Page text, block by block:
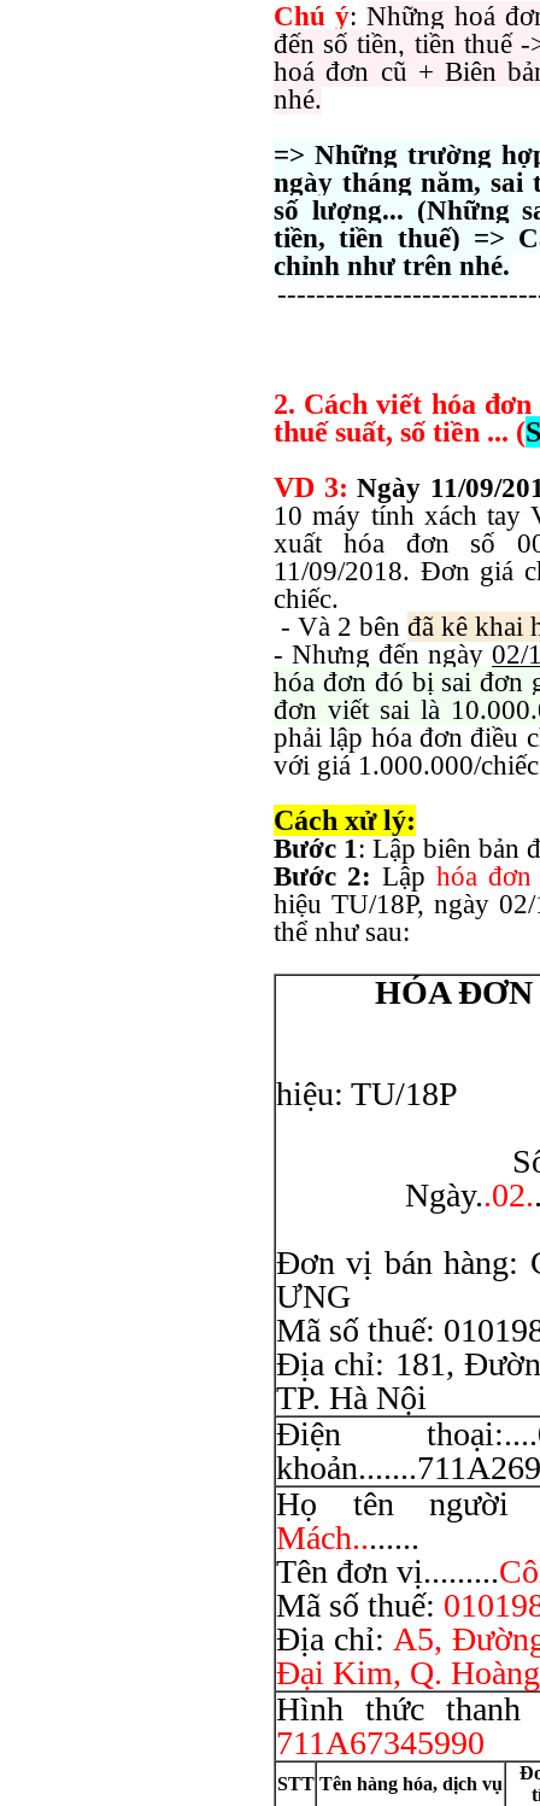
Chú ý: Những hoá
đến số tiền, tiền thuế
hoá đơn cũ + Biên
nhé.
=> Những trường
ngày tháng năm, sai
số lượng... (Những
tiền, tiền thuế) =>
chỉnh như trên nhé.
2. Cách viết hóa
thuế suất, số tiền ... (
VD 3: Ngày 11/09/
10 máy tính xách tay
xuất hóa đơn số
11/09/2018. Đơn giá
chiếc.
- Và 2 bên đã kê khai
- Nhưng đến ngày 02/
hóa đơn đó bị sai đơn
đơn viết sai là
phải lập hóa đơn điều
với giá 1.000.000/
Cách xử lý:
Bước 1: Lập biên bản
Bước 2: Lập hóa
hiệu TU/18P, ngày
thể như sau:
HÓA
hiệu: TU/18P
Số:
Ngày..02.
Đơn vị bán hàng:
ƯNG
Mã số thuế:
Địa chỉ: 181,
TP. Hà Nội
Điện
Họ tên người
Mách........
Tên đơn vị.........
Mã số thuế:
Địa chỉ: A5,
Đại Kim, Q.
Hình thức thanh
711A67345990
STT Tên hàng hóa, dịch vụ